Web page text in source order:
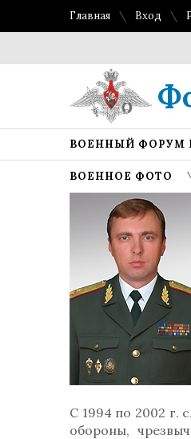
Главная Вход
ВОЕННЫЙ ФОРУМ
ВОЕННОЕ ФОТО
С 1994 по 2002 г.
обороны,